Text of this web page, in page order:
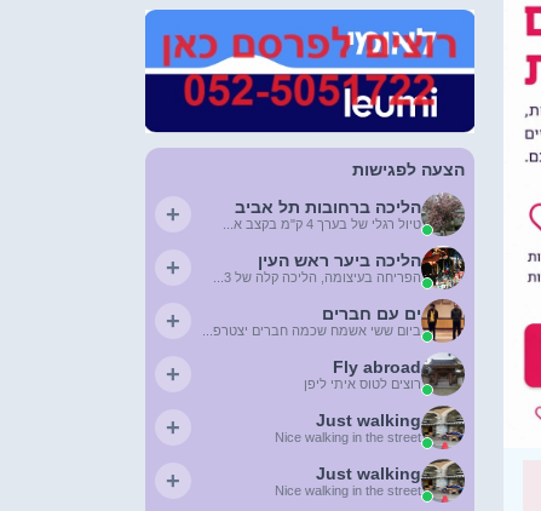
הצעה לפגישות
הליכה ברחובות תל אביב
טיול רגלי של בערך 4 ק"מ בקצב א... +
הליכה ביער ראש העין
הפריחה בעיצומה, הליכה קלה של 3... +
ים עם חברים
ביום ששי אשמח שכמה חברים יצטרפ... +
Fly abroad
רוצים לטוס איתי ליפן +
Just walking
Nice walking in the street
+
Just walking
Nice walking in the street
+